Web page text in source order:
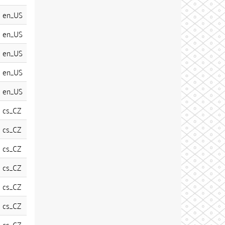
en_US
en_US
en_US
en_US
en_US
cs_CZ
cs_CZ
cs_CZ
cs_CZ
cs_CZ
cs_CZ